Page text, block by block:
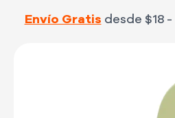
Envío Gratis desde $18 -